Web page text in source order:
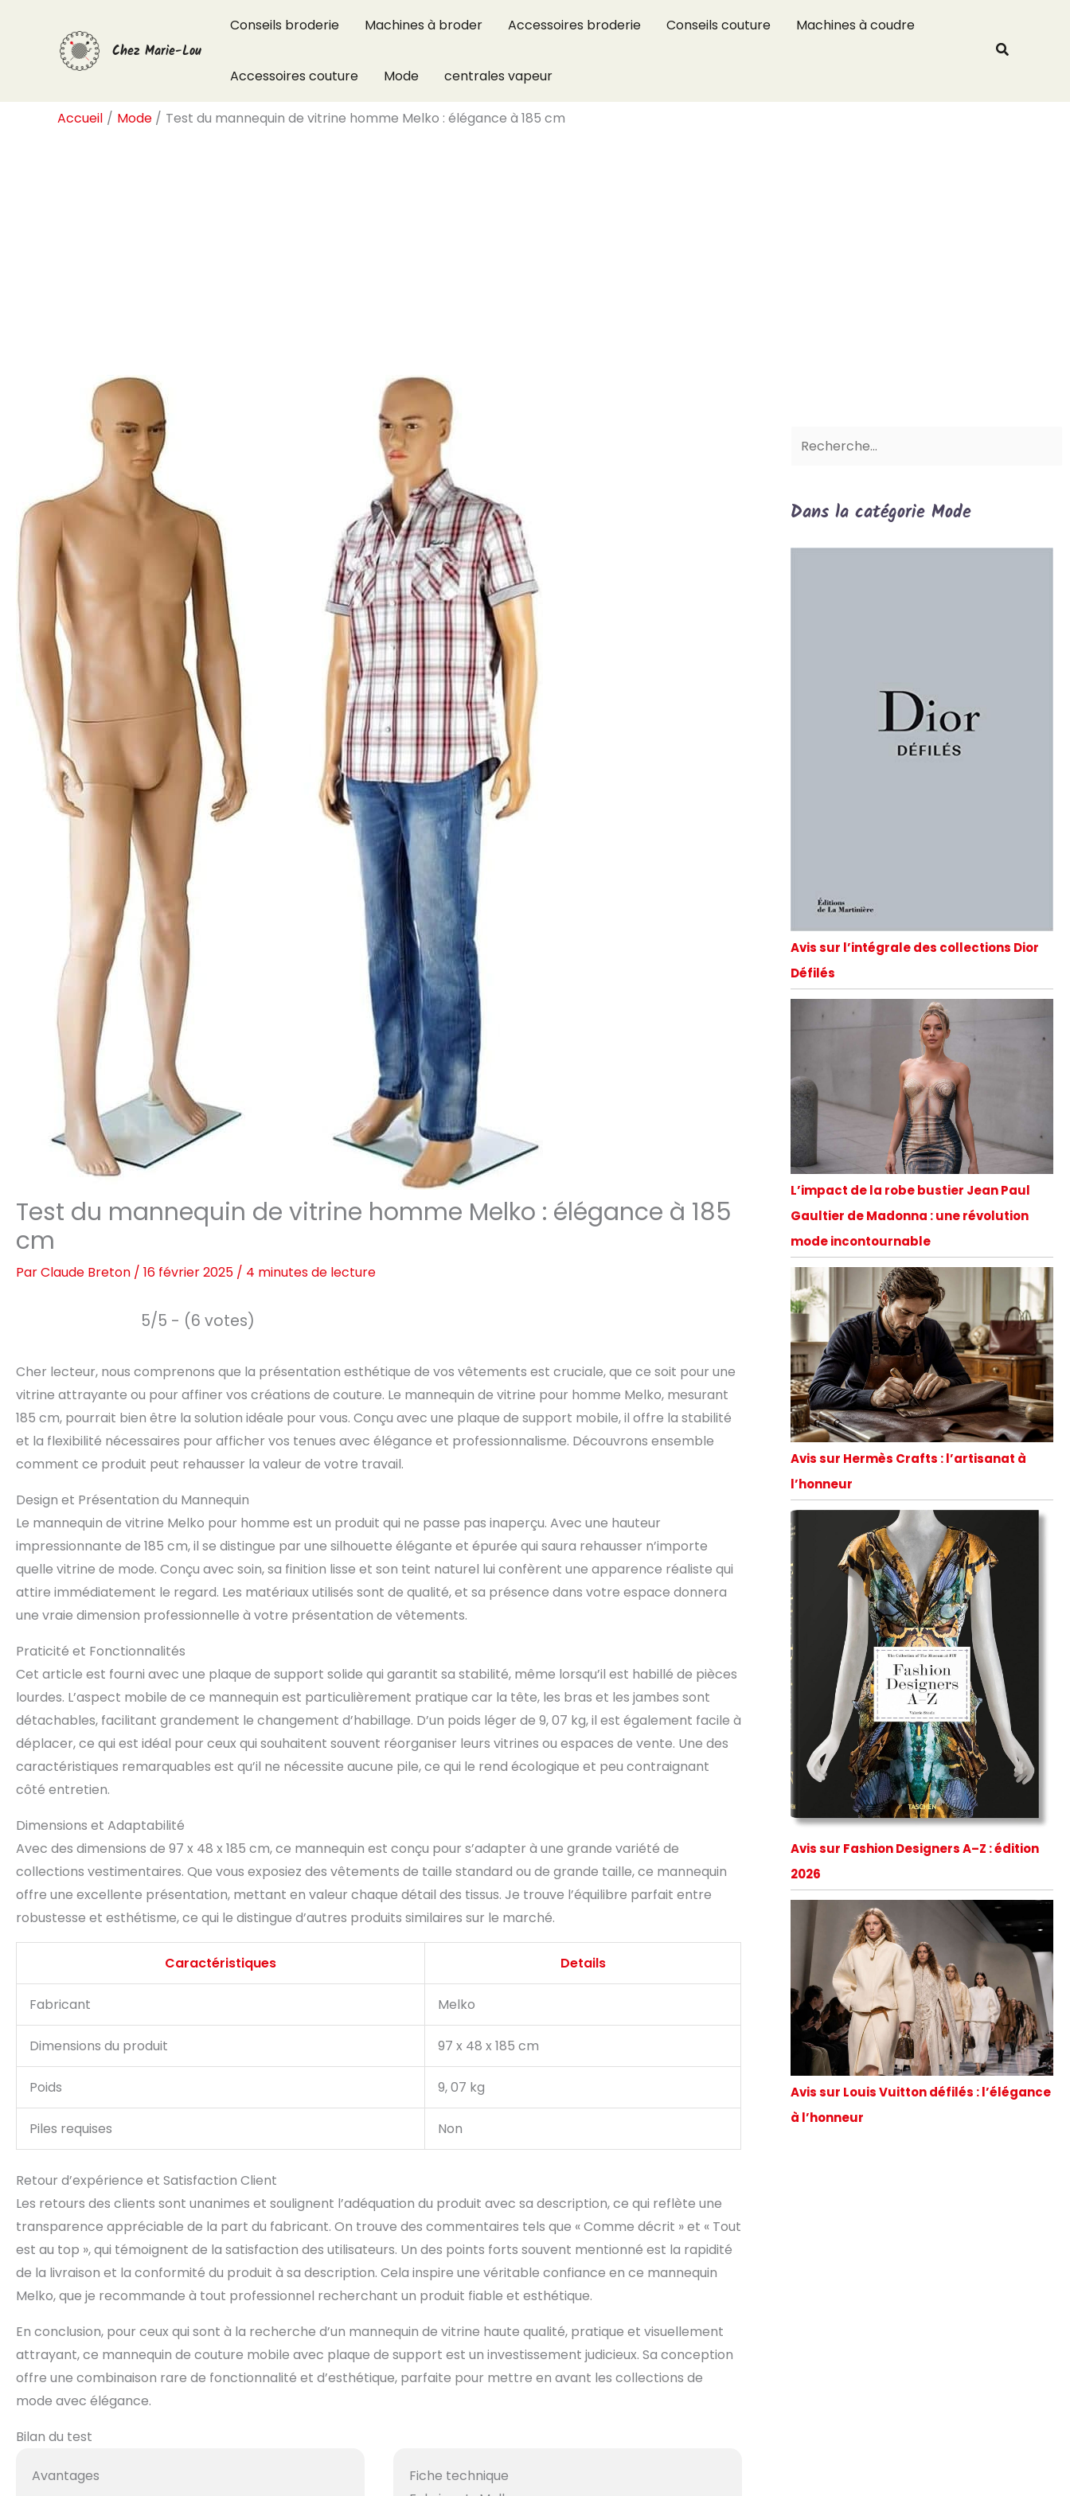
Chez Marie-Lou
Conseils broderie Machines à broder Accessoires broderie Conseils couture Machines à coudre
Accessoires couture Mode centrales vapeur
Accueil Mode Test du mannequin de vitrine homme Melko : élégance à 185 cm
Test du mannequin de vitrine homme Melko : élégance à 185
cm
ParClaude Breton / 16 février 2025 / 4 minutes de lecture
5/5 - (6 votes)
Cher lecteur, nous comprenons que la présentation esthétique de vos vêtements est cruciale, que ce soit pour une
vitrine attrayante ou pour affiner vos créations de couture. Le mannequin de vitrine pour homme Melko, mesurant
185 cm, pourrait bien être la solution idéale pour vous. Conçu avec une plaque de support mobile, il offre la stabilité
et la flexibilité nécessaires pour afficher vos tenues avec élégance et professionnalisme. Découvrons ensemble
comment ce produit peut rehausser la valeur de votre travail.
Design et Présentation du Mannequin
Le mannequin de vitrine Melko pour homme est un produit qui ne passe pas inaperçu. Avec une hauteur
impressionnante de 185 cm, il se distingue par une silhouette élégante et épurée qui saura rehausser n’importe
quelle vitrine de mode. Conçu avec soin, sa finition lisse et son teint naturel lui confèrent une apparence réaliste qui
attire immédiatement le regard. Les matériaux utilisés sont de qualité, et sa présence dans votre espace donnera
une vraie dimension professionnelle à votre présentation de vêtements.
Praticité et Fonctionnalités
Cet article est fourni avec une plaque de support solide qui garantit sa stabilité, même lorsqu’il est habillé de pièces
lourdes. L’aspect mobile de ce mannequin est particulièrement pratique car la tête, les bras et les jambes sont
détachables, facilitant grandement le changement d’habillage. D’un poids léger de 9, 07 kg, il est également facile à
déplacer, ce qui est idéal pour ceux qui souhaitent souvent réorganiser leurs vitrines ou espaces de vente. Une des
caractéristiques remarquables est qu’il ne nécessite aucune pile, ce qui le rend écologique et peu contraignant
côté entretien.
Dimensions et Adaptabilité
Avec des dimensions de 97 x 48 x 185 cm, ce mannequin est conçu pour s’adapter à une grande variété de
collections vestimentaires. Que vous exposiez des vêtements de taille standard ou de grande taille, ce mannequin
offre une excellente présentation, mettant en valeur chaque détail des tissus. Je trouve l’équilibre parfait entre
robustesse et esthétisme, ce qui le distingue d’autres produits similaires sur le marché.
Caractéristiques Details
Fabricant Melko
Dimensions du produit 97 x 48 x 185 cm
Poids 9, 07 kg
Piles requises Non
Retour d’expérience et Satisfaction Client
Les retours des clients sont unanimes et soulignent l’adéquation du produit avec sa description, ce qui reflète une
transparence appréciable de la part du fabricant. On trouve des commentaires tels que « Comme décrit » et « Tout
est au top », qui témoignent de la satisfaction des utilisateurs. Un des points forts souvent mentionné est la rapidité
de la livraison et la conformité du produit à sa description. Cela inspire une véritable confiance en ce mannequin
Melko, que je recommande à tout professionnel recherchant un produit fiable et esthétique.
En conclusion, pour ceux qui sont à la recherche d’un mannequin de vitrine haute qualité, pratique et visuellement
attrayant, ce mannequin de couture mobile avec plaque de support est un investissement judicieux. Sa conception
offre une combinaison rare de fonctionnalité et d’esthétique, parfaite pour mettre en avant les collections de
mode avec élégance.
Bilan du test
Avantages
Fiche technique
Dans la catégorie Mode
Avis sur l’intégrale des collections Dior
Défilés
L’impact de la robe bustier Jean Paul
Gaultier de Madonna : une révolution
mode incontournable
Avis sur Hermès Crafts : l’artisanat à
l’honneur
Avis sur Fashion Designers A–Z : édition
2026
Avis sur Louis Vuitton défilés : l’élégance
à l’honneur